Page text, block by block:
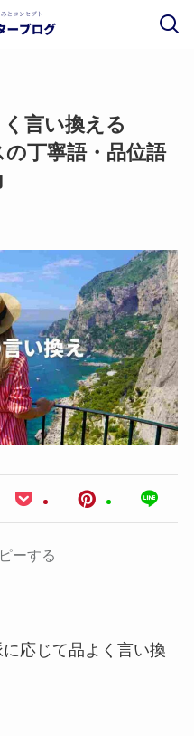
く言い換える
丁寧語・品位語
ーする
応じて品よく言い換